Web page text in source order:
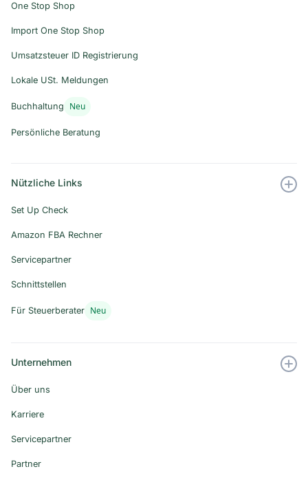
One Stop Shop
Import One Stop Shop
Umsatzsteuer ID Registrierung
Lokale USt. Meldungen
Buchhaltung Neu
Persönliche Beratung
Nützliche Links
Set Up Check
Amazon FBA Rechner
Servicepartner
Schnittstellen
Für Steuerberater Neu
Unternehmen
Über uns
Karriere
Servicepartner
Partner